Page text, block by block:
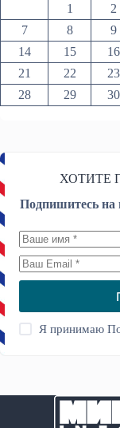
1
2
7
8 9
14
15 16
21
22 23
28
29 30
ХОТИТЕ
Подпишитесь на
Я принимаю